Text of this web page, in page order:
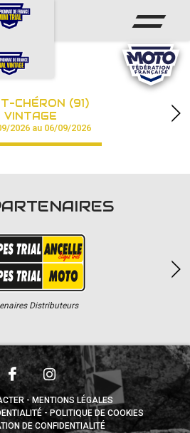
CHÉRON (91)
VINTAGE
2026 au 06/09/2026
Distributeurs
MENTIONS LÉGALES
POLITIQUE DE COOKIES
DE CONFIDENTIALITÉ